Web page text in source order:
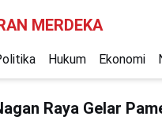
MERDEKA
Hukum Ekonomi
Raya Gelar